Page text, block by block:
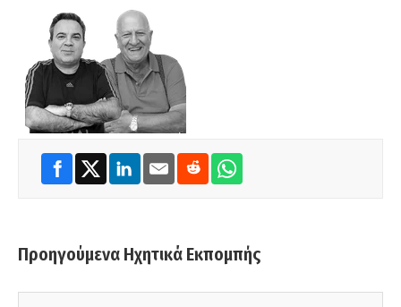
Προηγούμενα Ηχητικά Εκπομπής